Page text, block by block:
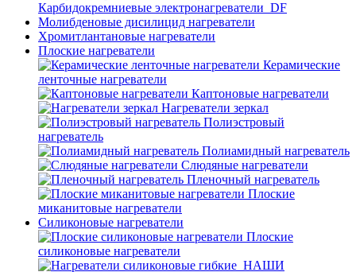
Карбидокремниевые электронагреватели_DF
Молибденовые дисилицид нагреватели
Хромитлантановые нагреватели
Плоские нагреватели
Керамические
ленточные нагреватели
Каптоновые нагреватели
Нагреватели зеркал
Полиэстровый
нагреватель
Полиамидный нагреватель
Слюдяные нагреватели
Пленочный нагреватель
Плоские
миканитовые нагреватели
Силиконовые нагреватели
Плоские
силиконовые нагреватели